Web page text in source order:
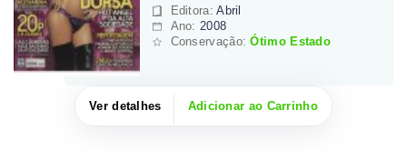
Editora:Abril
Ano: 2008
Conservação:Ótimo Estado
Ver detalhes Adicionar ao Carrinho